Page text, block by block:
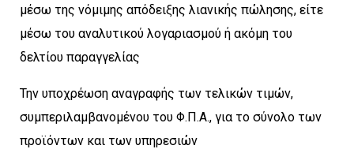
μέσω της νόμιμης απόδειξης λιανικής πώλησης, είτε
μέσω του αναλυτικού λογαριασμού ή ακόμη του
δελτίου παραγγελίας
Την υποχρέωση αναγραφής των τελικών τιμών,
συμπεριλαμβανομένου του Φ.Π.Α., για το σύνολο των
προϊόντων και των υπηρεσιών